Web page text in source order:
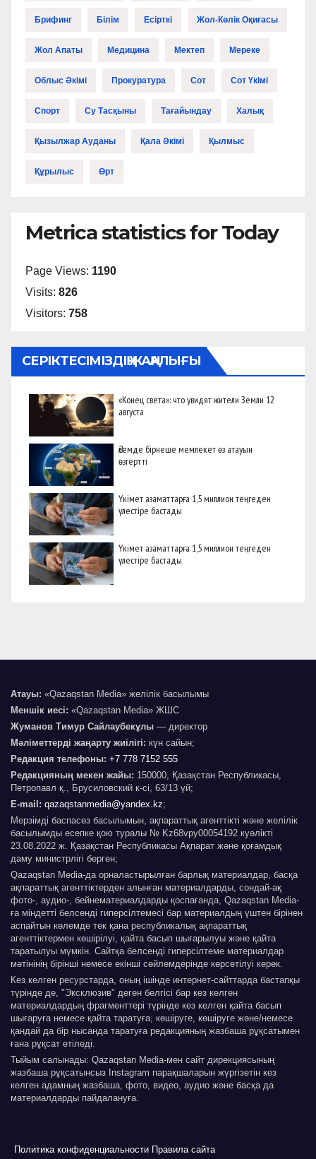
Брифинг Білім Есірткі Жол-Көлік Оқиғасы
Жол Апаты Медицина Мектеп Мереке
Облыс Әкімі Прокуратура Сот Сот Үкімі
Спорт Су Тасқыны Тағайындау Халық
Қызылжар Ауданы Қала Әкімі Қылмыс
Құрылыс Өрт
Metrica statistics for Today
Page Views: 1190
Visits: 826
Visitors: 758
СЕРІКТЕСІМІЗДІҢ ЖАҢАЛЫҒЫ
«Конец света»: что увидят жители Земли 12
августа
Әлемде бірнеше мемлекет өз атауын
өзгертті
Үкімет азаматтарға 1,5 миллион теңгеден
үлестіре бастады
Үкімет азаматтарға 1,5 миллион теңгеден
үлестіре бастады
Атауы: «Qazaqstan Media» желілік басылымы
Меншік иесі: «Qazaqstan Media» ЖШС
Жуманов Тимур Сайлаубекұлы — директор
Мәліметтерді жаңарту жиілігі: күн сайын;
Редакция телефоны: +7 778 7152 555
Редакцияның мекен жайы: 150000, Қазақстан Республикасы,
Петропавл қ., Брусиловский к-сі, 63/13 үй;
E-mail: qazaqstanmedia@yandex.kz;
Мерзімді баспасөз басылымын, ақпараттық агенттікті және желілік
басылымды есепке қою туралы № Kz68vpy00054192 куәлікті
23.08.2022 ж. Қазақстан Республикасы Ақпарат және қоғамдық
даму министрлігі берген;
Qazaqstan Media-да орналастырылған барлық материалдар, басқа
ақпараттық агенттіктерден алынған материалдарды, сондай-ақ
фото-, аудио-, бейнематериалдарды қоспағанда, Qazaqstan Media-
ға міндетті белсенді гиперсілтемесі бар материалдың үштен бірінен
аспайтын көлемде тек қана республикалық ақпараттық
агенттіктермен көшірілуі, қайта басып шығарылуы және қайта
таратылуы мүмкін. Сайтқа белсенді гиперсілтеме материалдар
мәтінінің бірінші немесе екінші сөйлемдерінде көрсетілуі керек.
Кез келген ресурстарда, оның ішінде интернет-сайттарда бастапқы
түрінде де, "Эксклюзив" деген белгісі бар кез келген
материалдардың фрагменттері түрінде кез келген қайта басып
шығаруға немесе қайта таратуға, көшіруге, көшіруге және/немесе
қандай да бір нысанда таратуға редакцияның жазбаша рұқсатымен
ғана рұқсат етіледі.
Тыйым салынады: Qazaqstan Media-мен сайт дирекциясының
жазбаша рұқсатынсыз Instagram парақшаларын жүргізетін кез
келген адамның жазбаша, фото, видео, аудио және басқа да
материалдарды пайдалануға.
Политика конфиденциальности Правила сайта